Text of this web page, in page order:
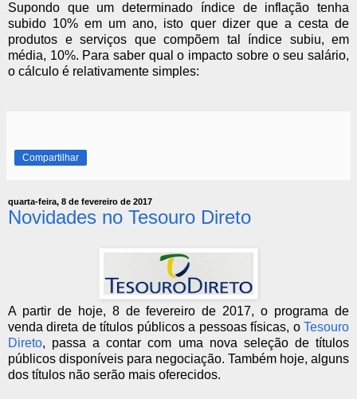
Supondo que um determinado índice de inflação tenha
subido 10% em um ano, isto quer dizer que a cesta de
produtos e serviços que compõem tal índice subiu, em
média, 10%. Para saber qual o impacto sobre o seu salário,
o cálculo é relativamente simples:
Compartilhar
quarta-feira, 8 de fevereiro de 2017
Novidades no Tesouro Direto
A partir de hoje, 8 de fevereiro de 2017, o programa de
venda direta de títulos públicos a pessoas físicas, o Tesouro
Direto, passa a contar com uma nova seleção de títulos
públicos disponíveis para negociação. Também hoje, alguns
dos títulos não serão mais oferecidos.